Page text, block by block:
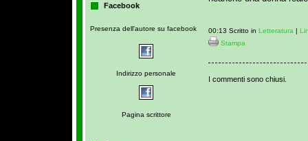
Facebook
Presenza dell'autore su facebook
Indirizzo personale
Pagina scrittore
00:13 Scritto in Letteratura |
Stampa
I commenti sono chiusi.